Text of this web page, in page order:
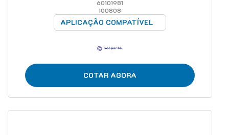
60101981
100808
APLICAÇÃO COMPATÍVEL
COTAR AGORA